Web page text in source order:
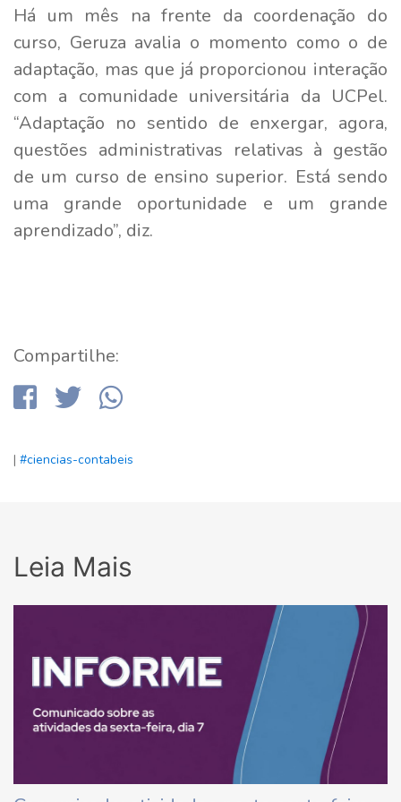
Há um mês na frente da coordenação do
curso, Geruza avalia o momento como o de
adaptação, mas que já proporcionou interação
com a comunidade universitária da UCPel.
“Adaptação no sentido de enxergar, agora,
questões administrativas relativas à gestão
de um curso de ensino superior. Está sendo
uma grande oportunidade e um grande
aprendizado”, diz.
Compartilhe:
| #ciencias-contabeis
Leia Mais